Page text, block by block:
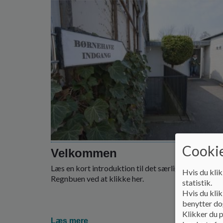
Velkommen
Læs en kort introduktion til det særlige dagtilbud
Regnbuen ved at klikke her.
Læs mere
Hvis du
statistik.
Hvis du
benytter
Klikker du